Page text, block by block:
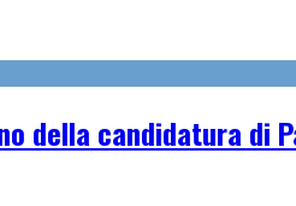
della candidatura di